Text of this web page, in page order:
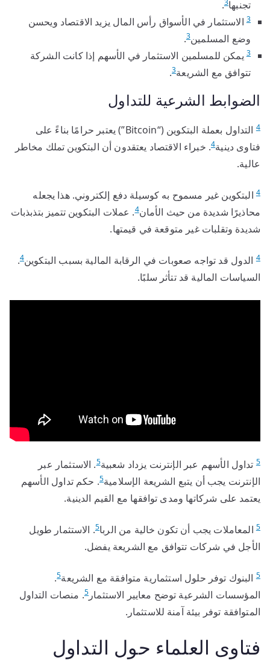
تجنبها .
3الاستثمار في الأسواق رأس المال يزيد الاقتصاد ويحسن
وضع المسلمين3
.
3يمكن للمسلمين الاستثمار في الأسهم إذا كانت الشركة
تتوافق مع الشريعة3
.
الضوابط الشرعية للتداول
4
التداول بعملة البتكوين (“Bitcoin”) يعتبر حرامًا بناءً على
فتاوى دينية4. خبراء الاقتصاد يعتقدون أن البتكوين تملك مخاطر
عالية.
4البتكوين غير مسموح به كوسيلة دفع إلكتروني. هذا يجعله
محاذيرًا شديدة من حيث الأمان4. عملات البتكوين تتميز بتذبذبات
شديدة وتقلبات غير متوقعة في قيمتها.
4الدول قد تواجه صعوبات في الرقابة المالية بسبب البتكوين4
.
السياسات المالية قد تتأثر سلبًا.
5تداول الأسهم عبر الإنترنت يزداد شعبية5. الاستثمار عبر
الإنترنت يجب أن يتبع الشريعة الإسلامية5. حكم تداول الأسهم
يعتمد على شركاتها ومدى توافقها مع القيم الدينية.
5المعاملات يجب أن تكون خالية من الربا5. الاستثمار طويل
الأجل في شركات تتوافق مع الشريعة يفضل.
5البنوك توفر حلول استثمارية متوافقة مع الشريعة5
.
المؤسسات الشرعية توضح معايير الاستثمار 5. منصات التداول
المتوافقة توفر بيئة آمنة للاستثمار.
فتاوى العلماء حول التداول